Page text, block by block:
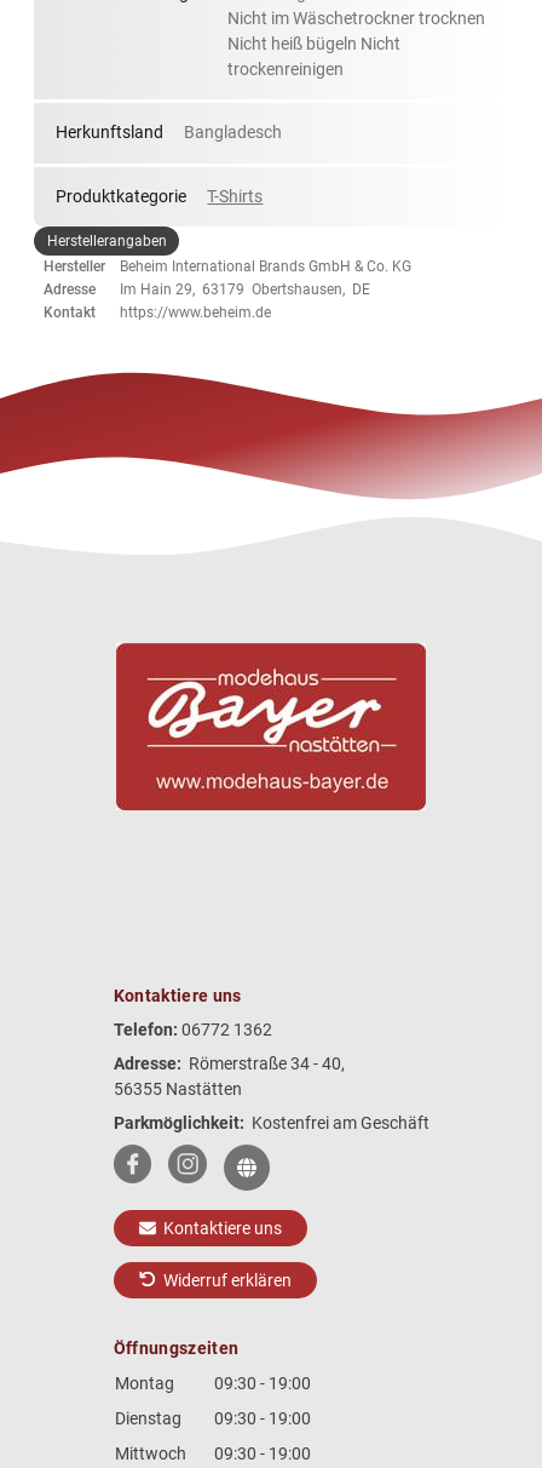
Nicht im Wäschetrockner trocknen
Nicht heiß bügeln Nicht
trockenreinigen
Herkunftsland Bangladesch
Produktkategorie T-Shirts
Herstellerangaben
Hersteller
Beheim International Brands GmbH & Co. KG
Adresse
Im Hain 29, 63179 Obertshausen, DE
Kontakt
https://www.beheim.de
Kontaktiere uns
Telefon: 06772 1362
Adresse: Römerstraße 34 - 40,
56355 Nastätten
Parkmöglichkeit: Kostenfrei am Geschäft
Kontaktiere uns
Widerruf erklären
Öffnungszeiten
Montag
09:30 - 19:00
Dienstag
09:30 - 19:00
Mittwoch
09:30 - 19:00